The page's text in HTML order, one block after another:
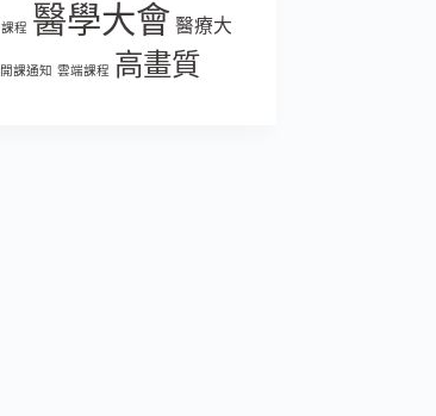
課程 醫學大會 醫療大
開課通知 雲端課程 高畫質